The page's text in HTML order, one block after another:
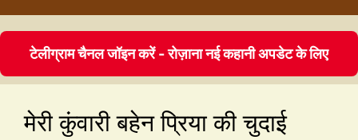
टेलीग्राम चैनल जॉइन करें - रोज़ाना नई कहानी अपडेट के लिए
मेरी कुंवारी बहेन प्रिया की चुदाई